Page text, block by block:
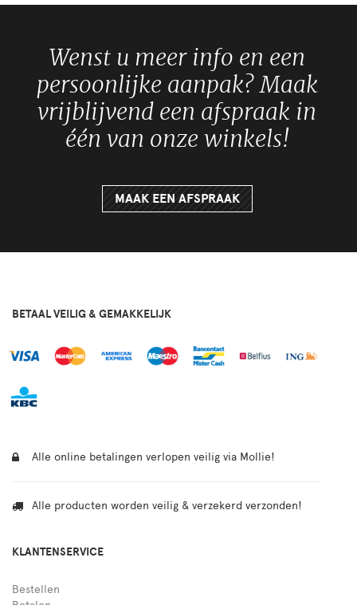
Wenst u meer info en een
persoonlijke aanpak? Maak
vrijblijvend een afspraak in
één van onze winkels!
MAAK EEN AFSPRAAK
BETAAL VEILIG & GEMAKKELIJK
Alle online betalingen verlopen veilig via Mollie!
Alle producten worden veilig & verzekerd verzonden!
KLANTENSERVICE
Bestellen